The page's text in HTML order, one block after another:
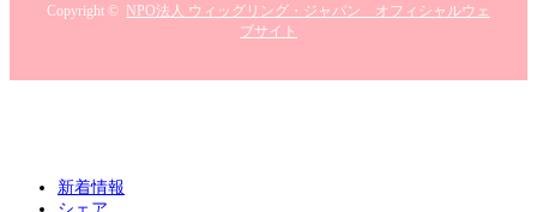
Copyright © NPO法人 ウィッグリング・ジャパン オフィシャルウェ
ブサイト
新着情報